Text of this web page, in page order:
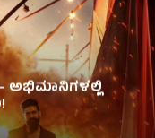
– ಅಭಿಮಾನಿಗಳಲ್ಲಿ